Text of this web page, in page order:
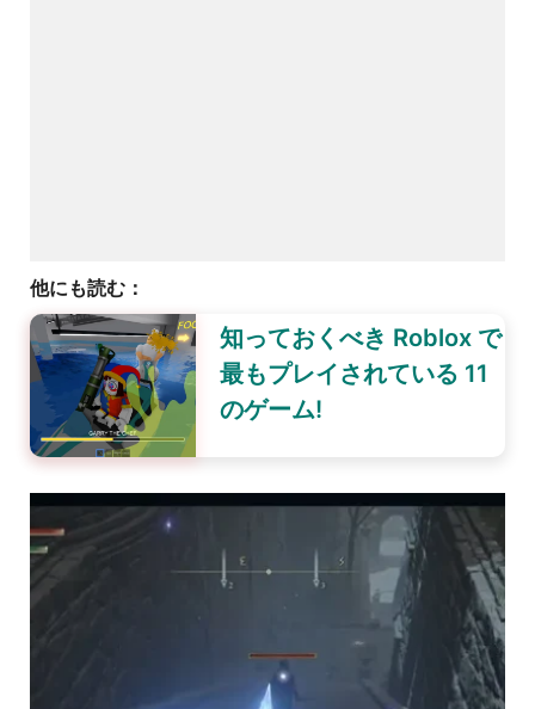
他にも読む：
知っておくべき Roblox で
最もプレイされている 11
のゲーム!